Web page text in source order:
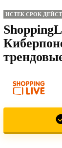
ИСТЕК СРОК